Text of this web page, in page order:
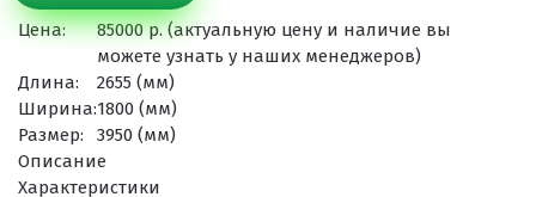
ПРОЕКТНЫЕ РЕШЕНИЯ ВОДОНЕПРОНИЦАЕМЫХ
Цена:
85000 р. (актуальную цену и наличие вы
можете узнать у наших менеджеров)
Длина:
2655 (мм)
Ширина:1800 (мм)
Размер:
3950 (мм)
Описание
Характеристики